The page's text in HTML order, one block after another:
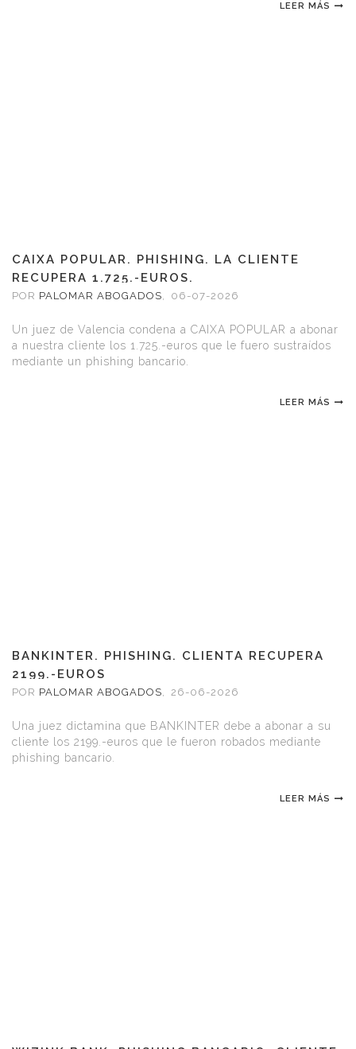
LEER MÁS
CAIXA POPULAR. PHISHING. LA CLIENTE
RECUPERA 1.725.-EUROS.
POR PALOMAR ABOGADOS, 06-07-2026
Un juez de Valencia condena a CAIXA POPULAR a abonar
a nuestra cliente los 1.725.-euros que le fuero sustraídos
mediante un phishing bancario.
LEER MÁS
BANKINTER. PHISHING. CLIENTA RECUPERA
2199.-EUROS
POR PALOMAR ABOGADOS, 26-06-2026
Una juez dictamina que BANKINTER debe a abonar a su
cliente los 2199.-euros que le fueron robados mediante
phishing bancario.
LEER MÁS